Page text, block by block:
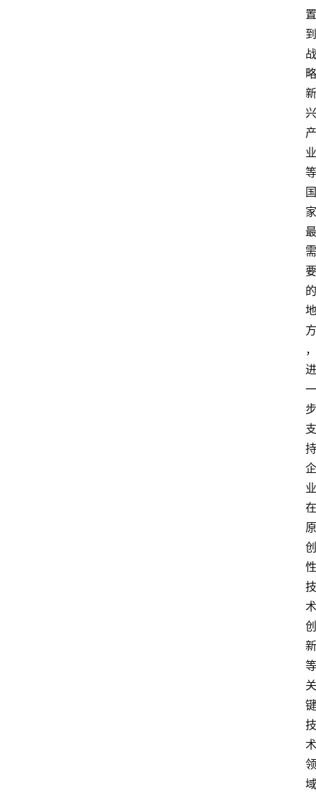
置
到
战
略
新
兴
产
业
等
国
家
最
需
要
的
地
方
，
进
一
步
支
持
企
业
在
原
创
性
技
术
创
新
等
关
键
技
术
领
域